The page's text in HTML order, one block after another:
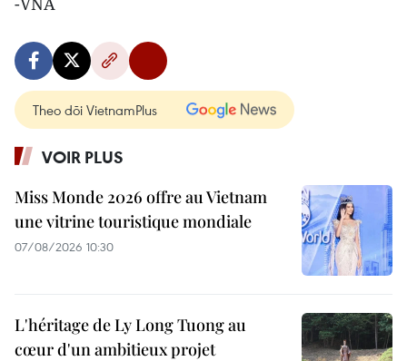
Theo dõi VietnamPlus
VOIR PLUS
Miss Monde 2026 offre au Vietnam
une vitrine touristique mondiale
07/08/2026 10:30
L'héritage de Ly Long Tuong au
cœur d'un ambitieux projet